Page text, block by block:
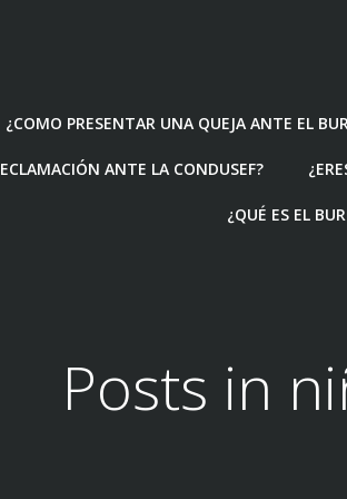
¿COMO PRESENTAR UNA QUEJA ANTE EL
ANTE LA CONDUSEF?
¿QUÉ ES EL
Posts in